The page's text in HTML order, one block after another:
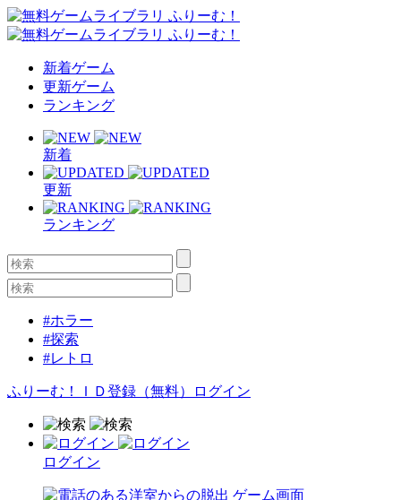
新着ゲーム
更新ゲーム
ランキング
新着
更新
ランキング
#ホラー
#探索
#レトロ
ふりーむ！ＩＤ登録（無料） ログイン
ログイン